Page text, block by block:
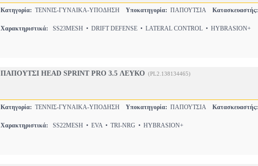
Κατηγορία: ΤΕΝΝΙΣ-ΓΥΝΑΙΚΑ-ΥΠΟΔΗΣΗ Υποκατηγορία: ΠΑΠΟΥΤΣΙΑ Κατασκευαστής:
Χαρακτηριστικά: SS23MESH • DRIFT DEFENSE • LATERAL CONTROL • HYBRASION+
ΠΑΠΟΥΤΣΙ HEAD SPRINT PRO 3.5 ΛΕΥΚΟ (PL2.138134465)
Κατηγορία: ΤΕΝΝΙΣ-ΓΥΝΑΙΚΑ-ΥΠΟΔΗΣΗ Υποκατηγορία: ΠΑΠΟΥΤΣΙΑ Κατασκευαστής:
Χαρακτηριστικά: SS22MESH • EVA • TRI-NRG • HYBRASION+